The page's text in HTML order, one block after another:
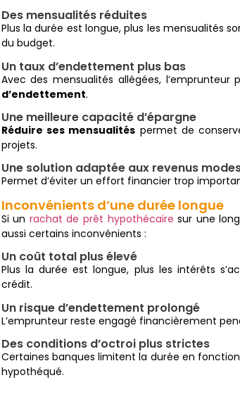
Des mensualités réduites
Plus la durée est longue, plus les mensualités
du budget.
Un taux d’endettement plus bas
Avec des mensualités allégées,
d’endettement.
Une meilleure capacité d’épargne
Réduire ses mensualités permet de
projets.
Une solution adaptée aux revenus
Permet d’éviter un effort financier trop
Inconvénients d’une durée longue
Si un rachat de prêt hypothécaire sur une
aussi certains inconvénients :
Un coût total plus élevé
Plus la durée est longue, plus les intérêts
crédit.
Un risque d’endettement prolongé
L’emprunteur reste engagé financièrement
Des conditions d’octroi plus strictes
Certaines banques limitent la durée en
hypothéqué.